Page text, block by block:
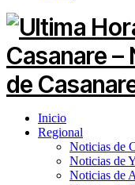
Inicio
Regional
Noticias de
Noticias de
Noticias de